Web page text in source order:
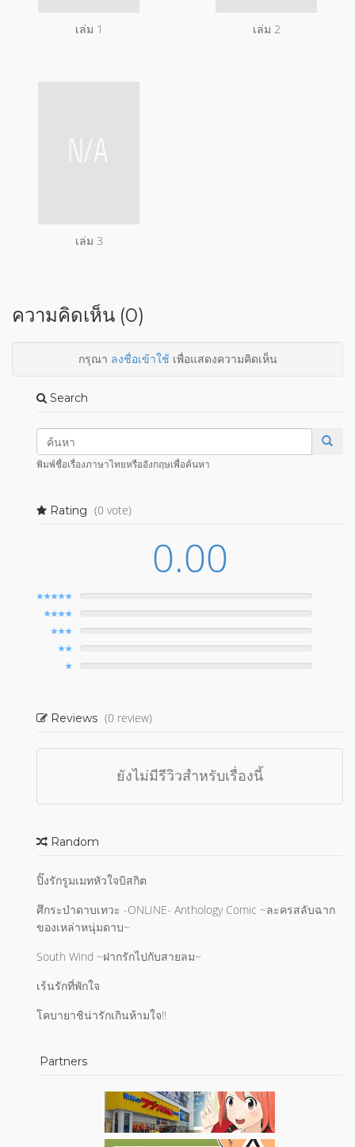
เล่ม 1 เล่ม 2
เล่ม 3
ความคิดเห็น (0)
กรุณา ลงชื่อเข้าใช้เพื่อแสดงความคิดเห็น
Search
พิมพ์ชื่อเรื่องภาษาไทยหรืออังกฤษเพื่อค้นหา
Rating (0 vote)
0.00
Reviews (0 review)
ยังไม่มีรีวิวสำหรับเรื่องนี้
Random
ปิ๊งรักรูมเมทหัวใจบิสกิต
ศึกระบำดาบเทวะ -ONLINE- Anthology Comic ~ละครสลับฉาก
ของเหล่าหนุ่มดาบ~
South Wind ~ฝากรักไปกับสายลม~
เร้นรักที่พักใจ
โคบายาชิน่ารักเกินห้ามใจ!!
Partners